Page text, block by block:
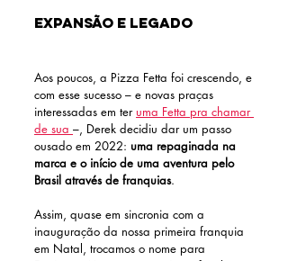
Expansão e Legado
Aos poucos, a Pizza Fetta foi crescendo, e
com esse sucesso – e novas praças
interessadas em ter uma Fetta pra chamar
de sua –, Derek decidiu dar um passo
ousado em 2022: uma repaginada na
marca e o início de uma aventura pelo
Brasil através de franquias.
Assim, quase em sincronia com a
inauguração da nossa primeira franquia
em Natal, trocamos o nome para